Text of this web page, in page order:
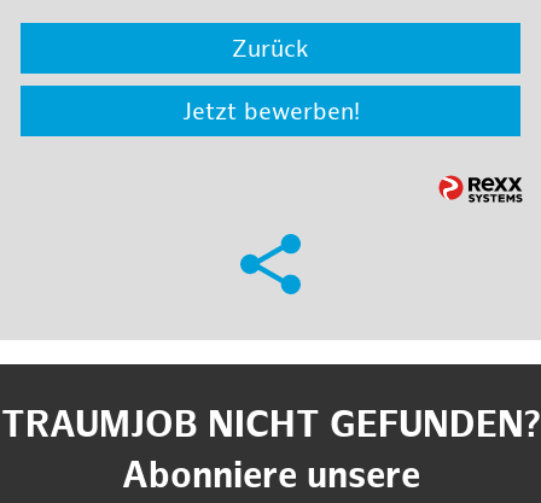
Zurück
Jetzt bewerben!
TRAUMJOB NICHT GEFUNDEN?
Abonniere unsere